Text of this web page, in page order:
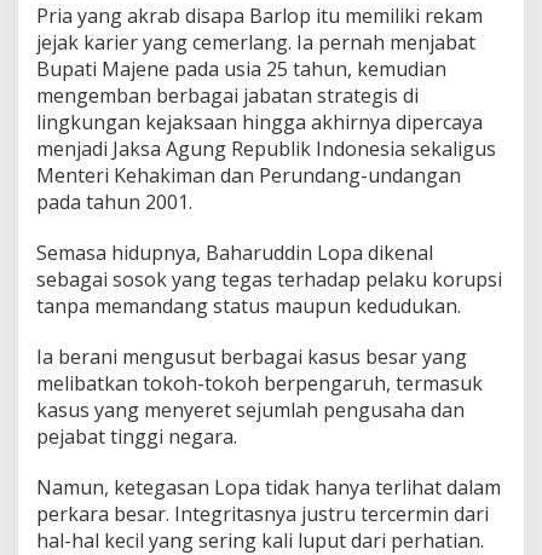
n
g
a
j
a
r
k
a
n
r
t
i
I
e
g
r
i
a
s
Pria yang akrab disapa Barlop itu memiliki rekam
jejak karier yang cemerlang. Ia pernah menjabat
Bupati Majene pada usia 25 tahun, kemudian
mengemban berbagai jabatan strategis di
lingkungan kejaksaan hingga akhirnya dipercaya
menjadi Jaksa Agung Republik Indonesia sekaligus
Menteri Kehakiman dan Perundang-undangan
pada tahun 2001.
Semasa hidupnya, Baharuddin Lopa dikenal
sebagai sosok yang tegas terhadap pelaku korupsi
tanpa memandang status maupun kedudukan.
Ia berani mengusut berbagai kasus besar yang
melibatkan tokoh-tokoh berpengaruh, termasuk
kasus yang menyeret sejumlah pengusaha dan
pejabat tinggi negara.
Namun, ketegasan Lopa tidak hanya terlihat dalam
perkara besar. Integritasnya justru tercermin dari
hal-hal kecil yang sering kali luput dari perhatian.